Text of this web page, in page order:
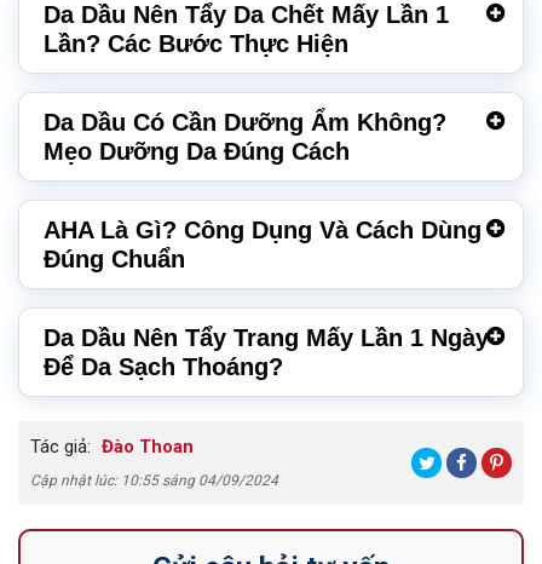
Da Dầu Nên Tẩy Da Chết Mấy Lần 1
Lần? Các Bước Thực Hiện
Da Dầu Có Cần Dưỡng Ẩm Không?
Mẹo Dưỡng Da Đúng Cách
AHA Là Gì? Công Dụng Và Cách Dùng
Đúng Chuẩn
Da Dầu Nên Tẩy Trang Mấy Lần 1 Ngày
Để Da Sạch Thoáng?
Tác giả: Đào Thoan
Cập nhật lúc: 10:55 sáng 04/09/2024